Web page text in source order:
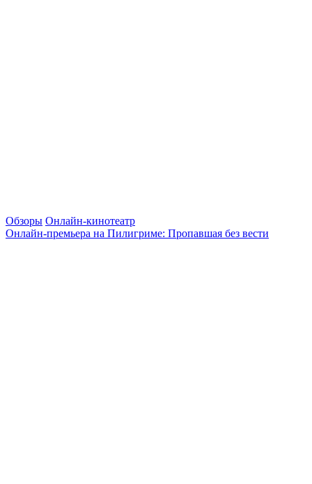
Обзоры Онлайн-кинотеатр
Онлайн-премьера на Пилигриме: Пропавшая без вести